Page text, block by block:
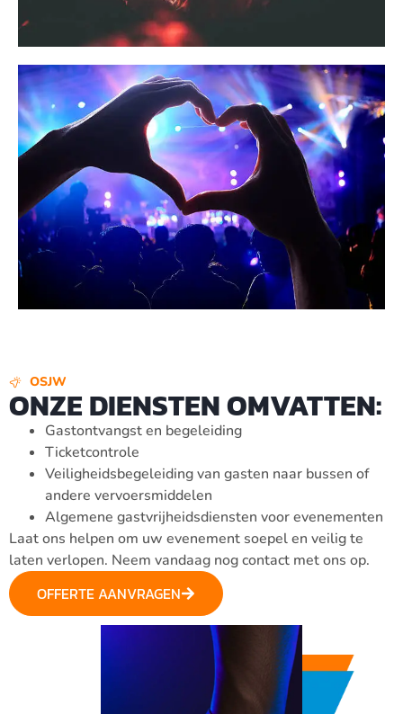
OSJW
ONZE DIENSTEN OMVATTEN:
Gastontvangst en begeleiding
Ticketcontrole
Veiligheidsbegeleiding van gasten naar bussen of
andere vervoersmiddelen
Algemene gastvrijheidsdiensten voor evenementen
Laat ons helpen om uw evenement soepel en veilig te
laten verlopen. Neem vandaag nog contact met ons op.
OFFERTE AANVRAGEN